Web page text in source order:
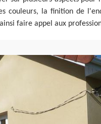
couleurs, la finition de
faire appel aux